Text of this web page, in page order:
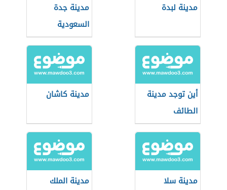
مدينة لبدة
مدينة جدة
السعودية
أين توجد مدينة
الطائف
مدينة كاشان
مدينة سلا
مدينة الملك